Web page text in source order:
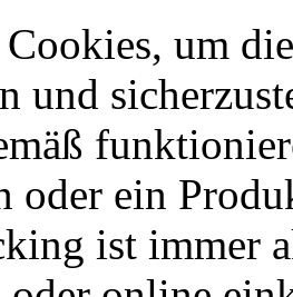
um
und
oder ein
ist immer